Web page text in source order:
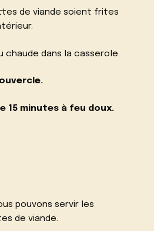
de viande soient frites
chaude dans la casserole.
15 minutes à feu doux.
pouvons servir les
de viande.